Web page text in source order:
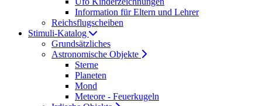
Information für Eltern und Lehrer
Reichsflugscheiben
Stimuli-Katalog
Grundsätzliches
Astronomische Objekte
Sterne
Planeten
Mond
Meteore - Feuerkugeln